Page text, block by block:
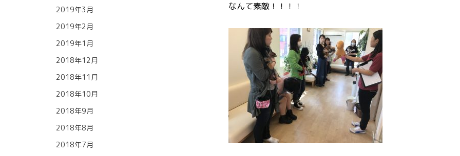
なんて素敵！！！！
2019年3月
2019年2月
2019年1月
2018年12月
2018年11月
2018年10月
2018年9月
2018年8月
2018年7月